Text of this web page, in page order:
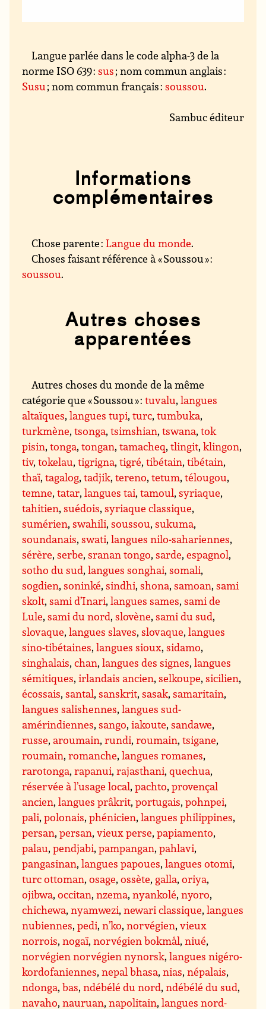
Langue parlée dans le code alpha-3 de la
norme ISO 639 :sus; nom commun anglais :
Susu; nom commun français :soussou.
Sambuc éditeur
Informations
complémentaires
Chose parente :Langue du monde.
Choses faisant référence à « Soussou » :
soussou.
Autres choses
apparentées
Autres choses du monde de la même
catégorie que « Soussou » :tuvalu,langues
altaïques,langues tupi,turc,tumbuka,
turkmène,tsonga,tsimshian,tswana,tok
pisin,tonga,tongan,tamacheq,tlingit,klingon,
tiv,tokelau,tigrigna,tigré,tibétain,tibétain,
thaï,tagalog,tadjik,tereno,tetum,télougou,
temne,tatar,langues tai,tamoul,syriaque,
tahitien,suédois,syriaque classique,
sumérien,swahili,soussou,sukuma,
soundanais,swati,langues nilo-sahariennes,
sérère,serbe,sranan tongo,sarde,espagnol,
sotho du sud,langues songhai,somali,
sogdien,soninké,sindhi,shona,samoan,sami
skolt,sami d’Inari,langues sames,sami de
Lule,sami du nord,slovène,sami du sud,
slovaque,langues slaves,slovaque,langues
sino-tibétaines,langues sioux,sidamo,
singhalais,chan,langues des signes,langues
sémitiques,irlandais ancien,selkoupe,sicilien,
écossais,santal,sanskrit,sasak,samaritain,
langues salishennes,langues sud-
amérindiennes,sango,iakoute,sandawe,
russe,aroumain,rundi,roumain,tsigane,
roumain,romanche,langues romanes,
rarotonga,rapanui,rajasthani,quechua,
réservée à l’usage local,pachto,provençal
ancien,langues prâkrit,portugais,pohnpei,
pali,polonais,phénicien,langues philippines,
persan,persan,vieux perse,papiamento,
palau,pendjabi,pampangan,pahlavi,
pangasinan,langues papoues,langues otomi,
turc ottoman,osage,ossète, galla,oriya,
ojibwa,occitan,nzema,nyankolé,nyoro,
chichewa,nyamwezi,newari classique,langues
nubiennes,pedi,n’ko,norvégien,vieux
norrois,nogaï,norvégien bokmål,niué,
norvégien norvégien nynorsk,langues nigéro-
kordofaniennes,nepal bhasa,nias,népalais,
ndonga,bas,ndébélé du nord,ndébélé du sud,
navaho,nauruan,napolitain,langues nord-